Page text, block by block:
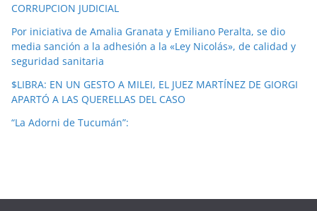
CORRUPCION JUDICIAL
Por iniciativa de Amalia Granata y Emiliano Peralta, se dio
media sanción a la adhesión a la «Ley Nicolás», de calidad y
seguridad sanitaria
$LIBRA: EN UN GESTO A MILEI, EL JUEZ MARTÍNEZ DE GIORGI
APARTÓ A LAS QUERELLAS DEL CASO
“La Adorni de Tucumán”: